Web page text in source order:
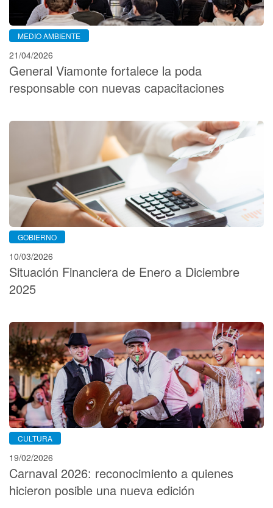
MEDIO AMBIENTE
21/04/2026
General Viamonte fortalece la poda
responsable con nuevas capacitaciones
GOBIERNO
10/03/2026
Situación Financiera de Enero a Diciembre
2025
CULTURA
19/02/2026
Carnaval 2026: reconocimiento a quienes
hicieron posible una nueva edición